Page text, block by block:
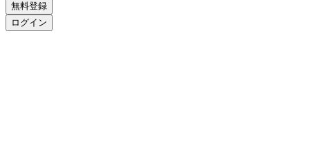
無料登録
ログイン